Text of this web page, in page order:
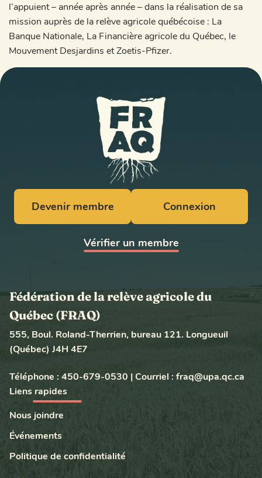
l’appuient – année après année – dans la réalisation de sa
mission auprès de la relève agricole québécoise : La
Banque Nationale, La Financière agricole du Québec, le
Mouvement Desjardins et Zoetis-Pfizer.
Devenir membre Connexion
Vérifier un membre
Fédération de la relève agricole du
Québec (FRAQ)
555, Boul. Roland-Therrien, bureau 121. Longueuil
(Québec) J4H 4E7
Téléphone : 450-679-0530 |Courriel : fraq@upa.qc.ca
Liens rapides
Nous joindre
Événements
Politique de confidentialité